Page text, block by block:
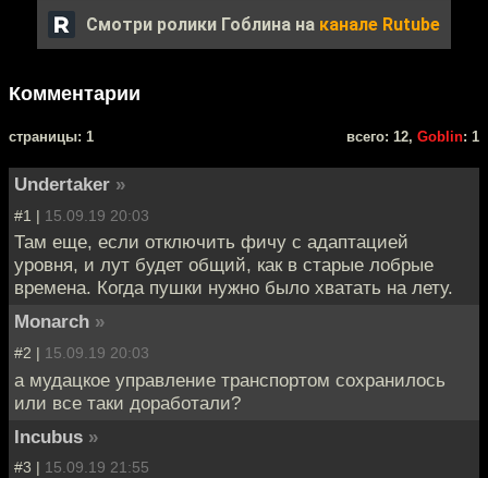
Смотри ролики Гоблина на канале Rutube
Комментарии
cтраницы: 1 всего: 12, Goblin: 1
Undertaker »
#1 | 15.09.19 20:03
Там еще, если отключить фичу с адаптацией
уровня, и лут будет общий, как в старые лобрые
времена. Когда пушки нужно было хватать на лету.
Monarch »
#2 | 15.09.19 20:03
а мудацкое управление транспортом сохранилось
или все таки доработали?
Incubus »
#3 | 15.09.19 21:55